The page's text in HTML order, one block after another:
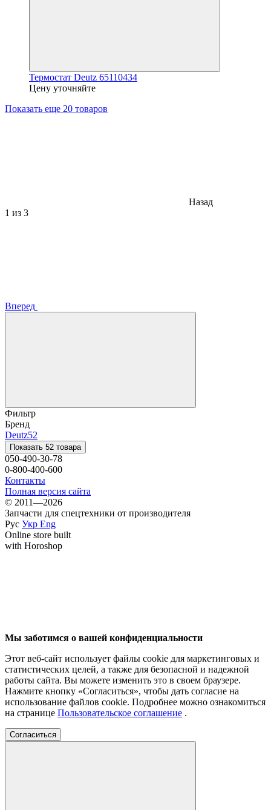
Термостат Deutz 65110434
Цену уточняйте
Показать еще 20 товаров
Назад
1 из 3
Вперед
Фильтр
Бренд
Deutz52
Показать 52 товара
050-490-30-78
0-800-400-600
Контакты
Полная версия сайта
© 2011—2026
Запчасти для спецтехники от производителя
Рус Укр Eng
Online store built
with Horoshop
Мы заботимся о вашей конфиденциальности
Этот веб-сайт использует файлы cookie для маркетинговых и
статистических целей, а также для безопасной и надежной
работы сайта. Вы можете изменить это в своем браузере.
Нажмите кнопку «Согласиться», чтобы дать согласие на
использование файлов cookie. Подробнее можно ознакомиться
на странице Пользовательское соглашение .
Согласиться